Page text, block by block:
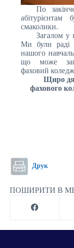
По
абітурієнтам
смаколики.
Загалом у
Ми були раді
нашого
що може
фаховий
Щиро
фахового
Друк
ПОШИРИТИ В